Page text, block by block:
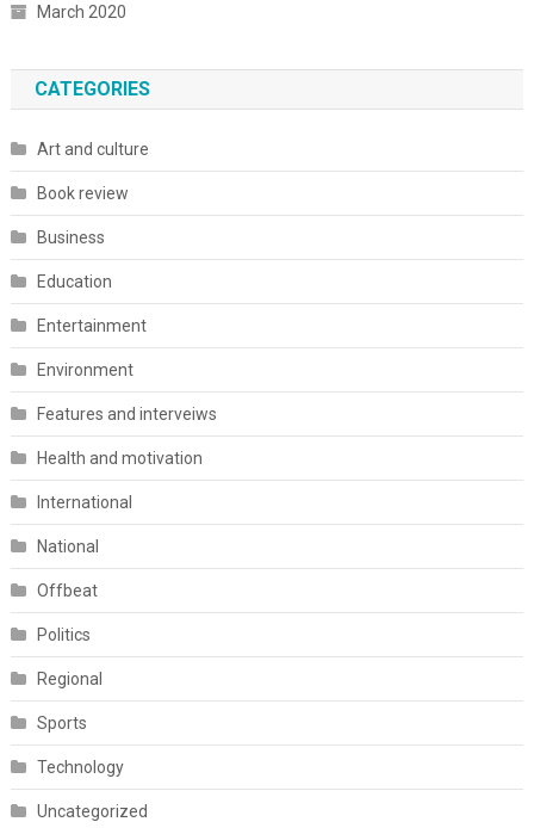
March 2020
CATEGORIES
Art and culture
Book review
Business
Education
Entertainment
Environment
Features and interveiws
Health and motivation
International
National
Offbeat
Politics
Regional
Sports
Technology
Uncategorized